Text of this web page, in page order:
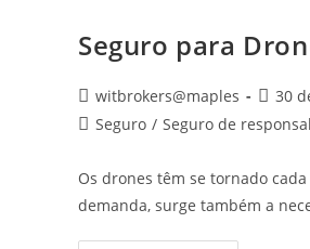
Seguro para
witbrokers@maples
30
Seguro / Seguro de
Os drones têm se tornado
demanda, surge também a